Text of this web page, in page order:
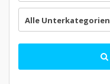
Alle Unterkategorien